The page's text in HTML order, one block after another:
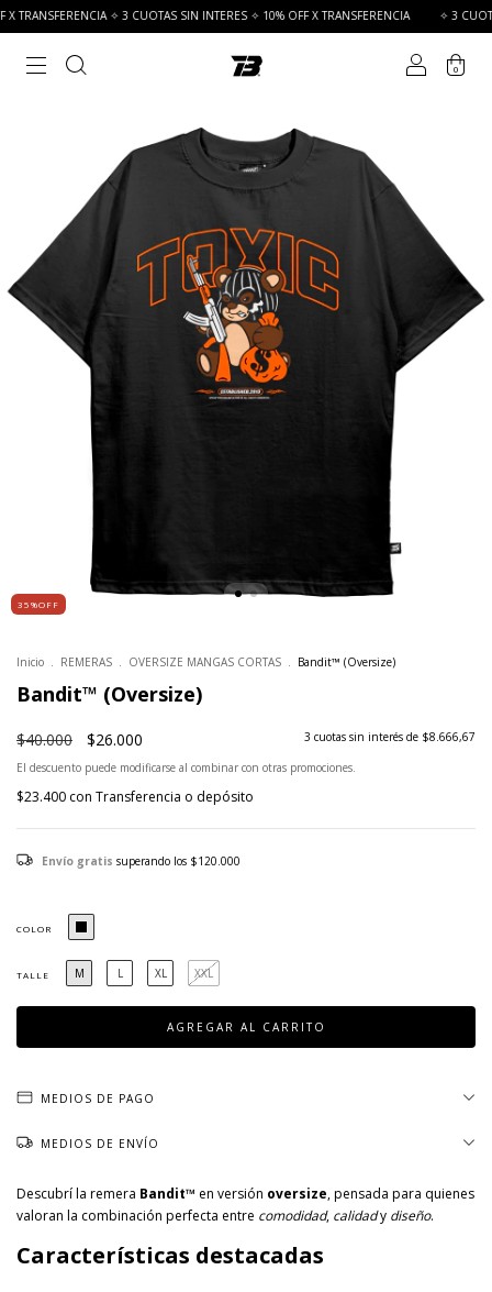
✧ 3 CUOTAS SIN INTERES ✧ 10% OFF X TRANSFERENCIA ✧ 3
0
35%OFF
Inicio . REMERAS . OVERSIZE MANGAS CORTAS . Bandit™ (Oversize)
Bandit™ (Oversize)
$40.000 $26.000 3 cuotas sin interés de $8.666,67
El descuento puede modificarse al combinar con otras promociones.
$23.400 con Transferencia o depósito
Envío gratis superando los $120.000
COLOR
TALLE M L XL XXL
MEDIOS DE PAGO
MEDIOS DE ENVÍO
Descubrí la remera Bandit™ en versión oversize, pensada para quienes
valoran la combinación perfecta entre comodidad, calidady diseño.
Características destacadas